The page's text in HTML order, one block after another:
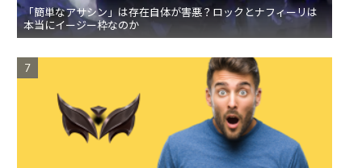
「簡単なアサシン」は存在自体が害悪？ロックとナフィーリは
本当にイージー枠なのか